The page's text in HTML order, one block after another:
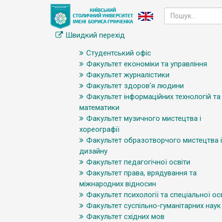
Швидкий перехід
Студентський офіс
Факультет економіки та управління
Факультет журналістики
Факультет здоров’я людини
Факультет інформаційних технологій та
математики
Факультет музичного мистецтва і
хореографії
Факультет образотворчого мистецтва і
дизайну
Факультет педагогічної освіти
Факультет права, врядування та
міжнародних відносин
Факультет психології та спеціальної
Факультет суспільно-гуманітарних наук
Факультет східних мов